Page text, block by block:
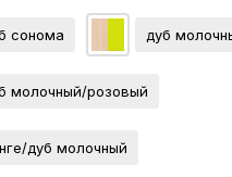
сонома дуб
молочный/розовый
дуб молочный